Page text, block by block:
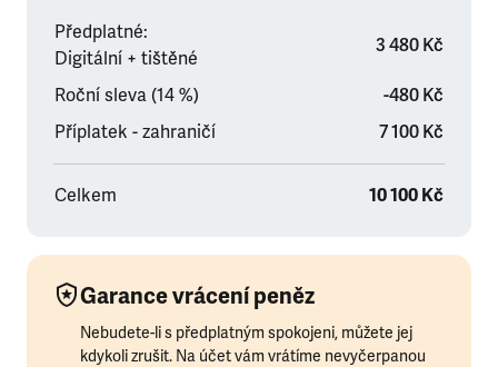
Předplatné:
Digitální + tištěné
3 480 Kč
Roční sleva (14 %)
-480 Kč
Příplatek - zahraničí
7 100 Kč
Celkem 10 100 Kč
Garance vrácení peněz
Nebudete-li s předplatným spokojeni, můžete jej
kdykoli zrušit. Na účet vám vrátíme nevyčerpanou